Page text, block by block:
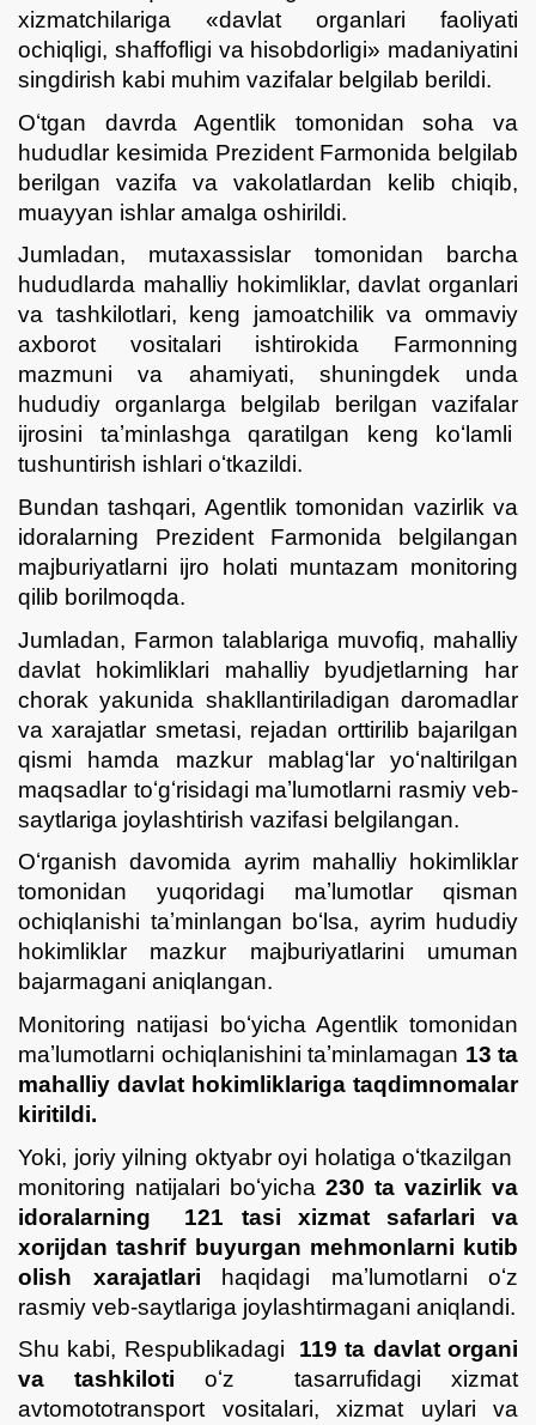
xizmatchilariga «davlat organlari faoliyati
ochiqligi, shaffofligi va hisobdorligi» madaniyatini
singdirish kabi muhim vazifalar belgilab berildi.
Oʻtgan davrda Agentlik tomonidan soha va
hududlar kesimida Prezident Farmonida belgilab
berilgan vazifa va vakolatlardan kelib chiqib,
muayyan ishlar amalga oshirildi.
Jumladan, mutaxassislar tomonidan barcha
hududlarda mahalliy hokimliklar, davlat organlari
va tashkilotlari, keng jamoatchilik va ommaviy
axborot vositalari ishtirokida Farmonning
mazmuni va ahamiyati, shuningdek unda
hududiy organlarga belgilab berilgan vazifalar
ijrosini taʼminlashga qaratilgan keng koʻlamli
tushuntirish ishlari oʻtkazildi.
Bundan tashqari, Agentlik tomonidan vazirlik va
idoralarning Prezident Farmonida belgilangan
majburiyatlarni ijro holati muntazam monitoring
qilib borilmoqda.
Jumladan, Farmon talablariga muvofiq, mahalliy
davlat hokimliklari mahalliy byudjetlarning har
chorak yakunida shakllantiriladigan daromadlar
va xarajatlar smetasi, rejadan orttirilib bajarilgan
qismi hamda mazkur mablagʻlar yoʻnaltirilgan
maqsadlar toʻgʻrisidagi maʼlumotlarni rasmiy veb-
saytlariga joylashtirish vazifasi belgilangan.
Oʻrganish davomida ayrim mahalliy hokimliklar
tomonidan yuqoridagi maʼlumotlar qisman
ochiqlanishi taʼminlangan boʻlsa, ayrim hududiy
hokimliklar mazkur majburiyatlarini umuman
bajarmagani aniqlangan.
Monitoring natijasi boʻyicha Agentlik tomonidan
maʼlumotlarni ochiqlanishini taʼminlamagan 13 ta
mahalliy davlat hokimliklariga taqdimnomalar
kiritildi.
Yoki, joriy yilning oktyabr oyi holatiga oʻtkazilgan
monitoring natijalari boʻyicha 230 ta vazirlik va
idoralarning 121 tasi xizmat safarlari va
xorijdan tashrif buyurgan mehmonlarni kutib
olish xarajatlari haqidagi maʼlumotlarni oʻz
rasmiy veb-saytlariga joylashtirmagani aniqlandi.
Shu kabi, Respublikadagi 119 ta davlat organi
va tashkiloti oʻz tasarrufidagi xizmat
avtomototransport vositalari, xizmat uylari va